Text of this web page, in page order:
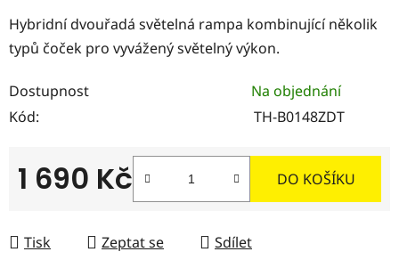
Hybridní dvouřadá světelná rampa kombinující několik
typů čoček pro vyvážený světelný výkon.
Dostupnost
Na objednání
Kód:
TH-B0148ZDT
1 690 Kč DO KOŠÍKU
Tisk Zeptat se Sdílet